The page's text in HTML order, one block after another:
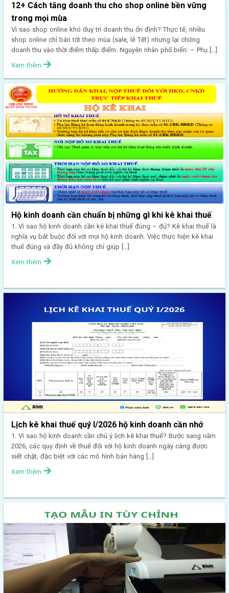
12+ Cách tăng doanh thu cho shop online bền vững
trong mọi mùa
Vì sao shop online khó duy trì doanh thu ổn định? Thực tế, nhiều
shop online chỉ bán tốt theo mùa (sale, lễ Tết) nhưng lại chững
doanh thu vào thời điểm thấp điểm. Nguyên nhân phổ biến: – Phụ […]
Xem thêm
Hộ kinh doanh cần chuẩn bị những gì khi kê khai thuế
1. Vì sao hộ kinh doanh cần kê khai thuế đúng – đủ? Kê khai thuế là
nghĩa vụ bắt buộc đối với mọi hộ kinh doanh. Việc thực hiện kê khai
thuế đúng và đầy đủ không chỉ giúp […]
Xem thêm
Lịch kê khai thuế quý I/2026 hộ kinh doanh cần nhớ
1. Vì sao hộ kinh doanh cần chú ý lịch kê khai thuế? Bước sang năm
2026, các quy định về thuế đối với hộ kinh doanh ngày càng được
siết chặt, đặc biệt với các mô hình bán hàng […]
Xem thêm